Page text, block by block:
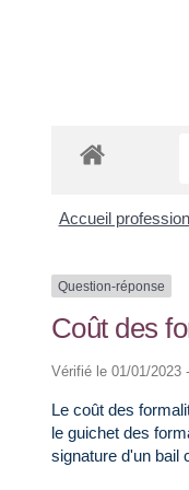
Accueil
Question-réponse
Coût des
Vérifié le 01/01/2023
Le coût des
le guichet des
signature d'un bail